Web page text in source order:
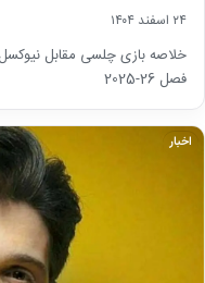
۲۴ اسفند ۱۴۰۴
خلاصه بازی چلسی مقابل
فصل 26-2025
اخبار